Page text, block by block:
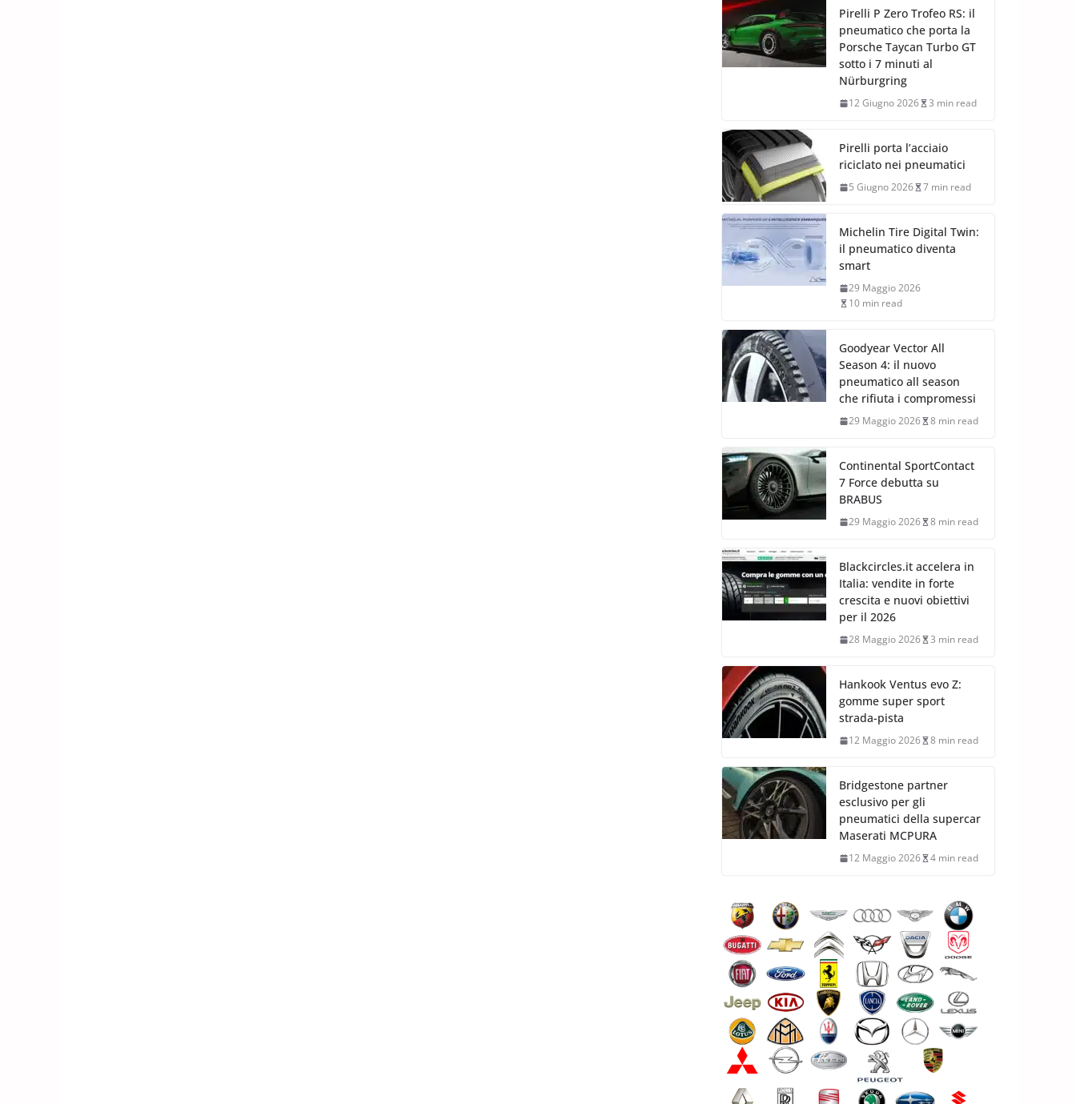
Pirelli P Zero Trofeo RS: il
pneumatico che porta la
Porsche Taycan Turbo GT
sotto i 7 minuti al
Nürburgring
12 Giugno 2026 3 min read
Pirelli porta l’acciaio
riciclato nei pneumatici
5 Giugno 2026 7 min read
Michelin Tire Digital Twin:
il pneumatico diventa
smart
29 Maggio 2026
10 min read
Goodyear Vector All
Season 4: il nuovo
pneumatico all season
che rifiuta i compromessi
29 Maggio 2026 8 min read
Continental SportContact
7 Force debutta su
BRABUS
29 Maggio 2026 8 min read
Blackcircles.it accelera in
Italia: vendite in forte
crescita e nuovi obiettivi
per il 2026
28 Maggio 2026 3 min read
Hankook Ventus evo Z:
gomme super sport
strada-pista
12 Maggio 2026 8 min read
Bridgestone partner
esclusivo per gli
pneumatici della supercar
Maserati MCPURA
12 Maggio 2026 4 min read